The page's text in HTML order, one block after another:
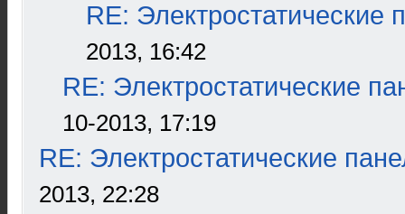
RE: Электростатические
2013, 16:42
RE: Электростатические
10-2013, 17:19
RE: Электростатические
2013, 22:28